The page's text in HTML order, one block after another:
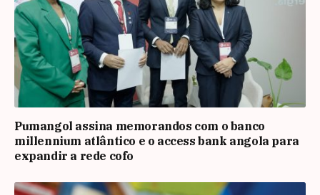
Pumangol assina memorandos com o banco
millennium atlântico e o access bank angola para
expandir a rede cofo